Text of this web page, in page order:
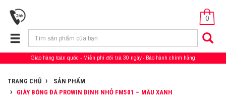
0
Giao hàng toàn quốc Miễn phí đổi trả 30 ngày Bảo hành chính hãng
TRANG CHỦ
SẢN PHẨM
GIÀY BÓNG ĐÁ PROWIN ĐINH NHỎ FM501 – MÀU XANH